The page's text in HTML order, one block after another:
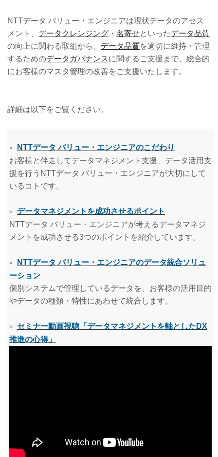
NTTデータ バリュー・エンジニアは現状データのアセス
メント、 データクレンジング ・ 名寄せといったデータ品質
の向上に関わる取組から、 データ品質を適切に維持・管理
するためのデータガバナンスに関するご支援まで、総合的
にお客様のマスタ管理の改善をご支援いたします。
詳細は以下をご覧ください。
>
NTTデータ バリュー・エンジニアのこだわり
お客様と伴走してデータマネジメント支援、データ活用支
援を行うNTTデータ バリュー・エンジニアが大切にして
いるコトです。
> データマネジメントを成功させるポイント
NTTデータ バリュー・エンジニアが考えるデータマネジ
メントを成功させる3つのポイントを紹介しています。
>
NTTデータ バリュー・エンジニアのデータ統合ソリュ
ーション
個別システムで管理しているデータを、お客様の活用目的
やデータの種類・特性にあわせて統合します。
> セミナー動画視聴「データマネジメントを軸としたDX
推進の心得」